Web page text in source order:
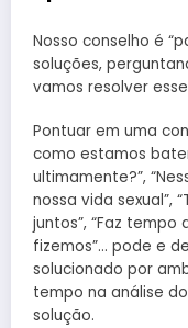
Nosso conselho é
soluções,
vamos resolver
Pontuar em uma
como estamos
ultimamente?”,
nossa vida sexual”,
juntos”, “Faz
fizemos”… pode e
solucionado por
tempo na análise
solução.